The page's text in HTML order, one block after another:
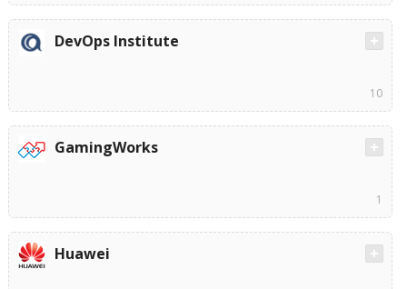
DevOps Institute
10
GamingWorks
1
Huawei